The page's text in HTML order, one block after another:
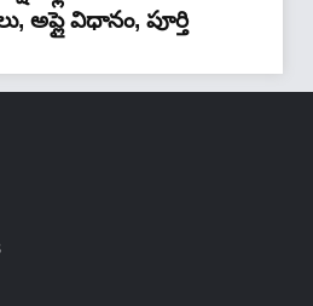
అప్లై విధానం, పూర్తి